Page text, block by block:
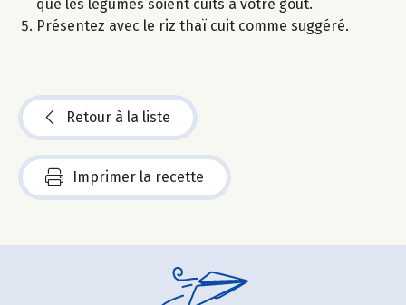
que les légumes soient cuits à votre goût.
Présentez avec le riz thaï cuit comme suggéré.
Retour à la liste
Imprimer la recette